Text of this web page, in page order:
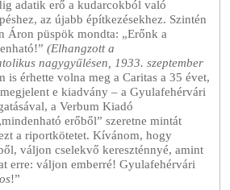
adatik erő a kudarcokból való
az újabb építkezésekhez. Szintén
Áron püspök mondta: „Erőnk a
(Elhangzott a
nagygyűlésen, 1933. szeptember
is érhette volna meg a Caritas a 35 évet,
e kiadvány – a Gyulafehérvári
a Verbum Kiadó
erőből” szeretne mintát
a riportkötetet. Kívánom, hogy
váljon cselekvő kereszténnyé, amint
erre: váljon emberré! Gyulafehérvári
!”